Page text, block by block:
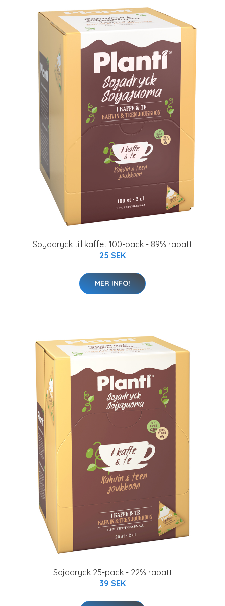
Soyadryck till kaffet 100-pack - 89% rabatt
25 SEK
MER INFO!
Sojadryck 25-pack - 22% rabatt
39 SEK